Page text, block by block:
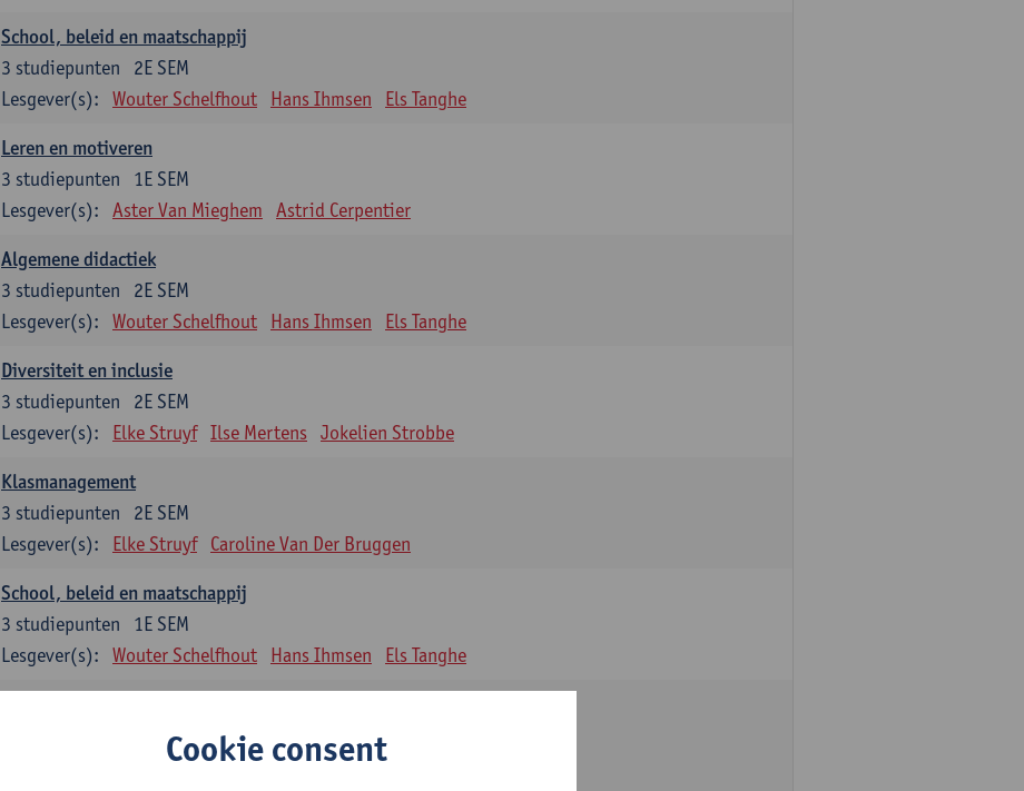
School, beleid en maatschappij
2E SEM
3 studiepunten
Lesgever(s):
Wouter Schelfhout Hans Ihmsen Els Tanghe
Leren en motiveren
1E SEM
3 studiepunten
Lesgever(s):
Aster Van Mieghem Astrid Cerpentier
Algemene didactiek
2E SEM
3 studiepunten
Lesgever(s):
Wouter Schelfhout Hans Ihmsen Els Tanghe
Diversiteit en inclusie
2E SEM
3 studiepunten
Lesgever(s):
Elke Struyf Ilse Mertens Jokelien Strobbe
Klasmanagement
2E SEM
3 studiepunten
Lesgever(s):
Elke Struyf Caroline Van Der Bruggen
School, beleid en maatschappij
1E SEM
3 studiepunten
Lesgever(s):
Wouter Schelfhout Hans Ihmsen Els Tanghe
2E SEM
Aster Van Mieghem Astrid Cerpentier
Cookie consent